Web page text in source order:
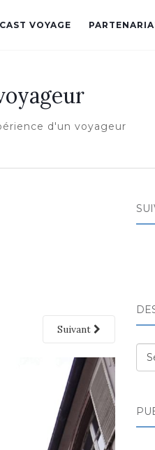
VOYAGE
d'un voyageur
Suivant